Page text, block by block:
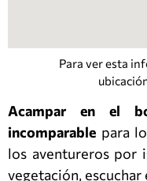
Para ver esta
Acampar en el
incomparable para
los aventureros por
vegetación,